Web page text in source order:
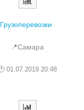
Грузоперевозки
📍Самара
01.07.2019 20:48